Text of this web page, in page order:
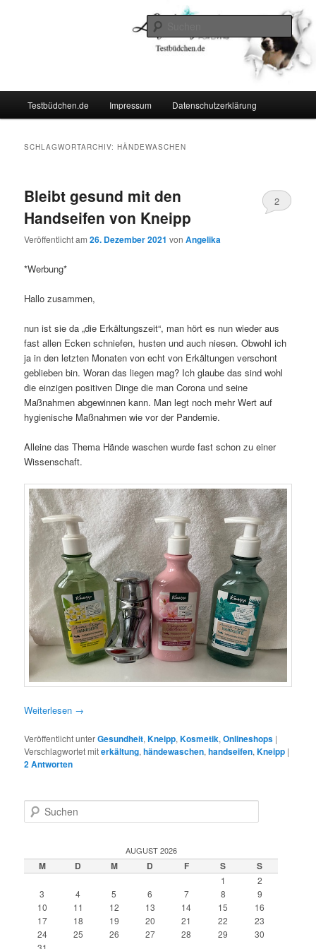
Testbüdchen.de Impressum Datenschutzerklärung
SCHLAGWORTARCHIV:HÄNDEWASCHEN
Bleibt gesund mit den
Handseifen von Kneipp
Veröffentlicht am26. Dezember 2021 vonAngelika
2
*Werbung*
Hallo zusammen,
nun ist sie da „die Erkältungszeit“, man hört es nun wieder aus
fast allen Ecken schniefen, husten und auch niesen. Obwohl ich
ja in den letzten Monaten von echt von Erkältungen verschont
geblieben bin. Woran das liegen mag? Ich glaube das sind wohl
die einzigen positiven Dinge die man Corona und seine
Maßnahmen abgewinnen kann. Man legt noch mehr Wert auf
hygienische Maßnahmen wie vor der Pandemie.
Alleine das Thema Hände waschen wurde fast schon zu einer
Wissenschaft.
Weiterlesen →
Veröffentlicht unterGesundheit,Kneipp,Kosmetik,Onlineshops |
Verschlagwortet miterkältung,händewaschen,handseifen,Kneipp |
2Antworten
u
e
n
AUGUST 2026
M D M D F S S
1
2
3
4 5 6 7 8
9
10
11 12 13 14 15
16
17
18 19 20 21 22
23
24
25 26 27 28 29
30